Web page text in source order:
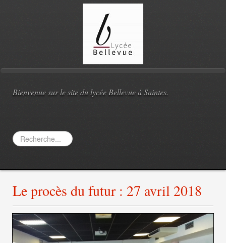
Bienvenue sur le site du lycée Bellevue à Saintes.
Rechercher
Le procès du futur : 27 avril 2018